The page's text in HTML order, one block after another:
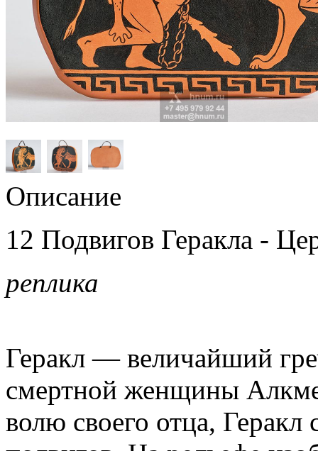
Описание
12 Подвигов Геракла -
реплика
Геракл — величайший
смертной женщины
волю своего отца,